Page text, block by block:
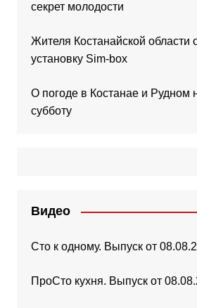
секрет молодости
Жителя Костанайской области
установку Sim-box
О погоде в Костанае и Рудном
субботу
Видео
Сто к одному. Выпуск от
ПроСто кухня. Выпуск от